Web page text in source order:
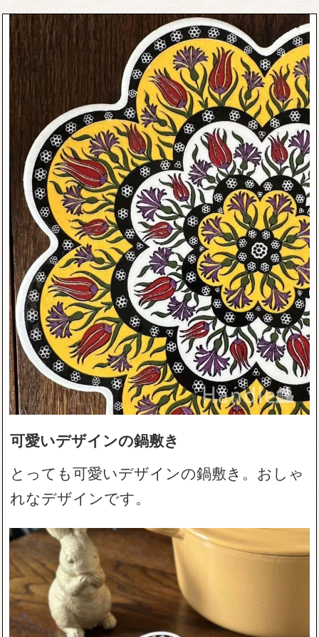
可愛いデザインの鍋敷き
とっても可愛いデザインの鍋敷き。おしゃ
れなデザインです。